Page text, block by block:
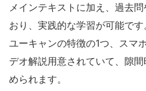
メインテキストに加え、過去
おり、実践的な学習が可能です
ユーキャンの特徴の1つ、スマ
デオ解説用意されていて、隙
められます。